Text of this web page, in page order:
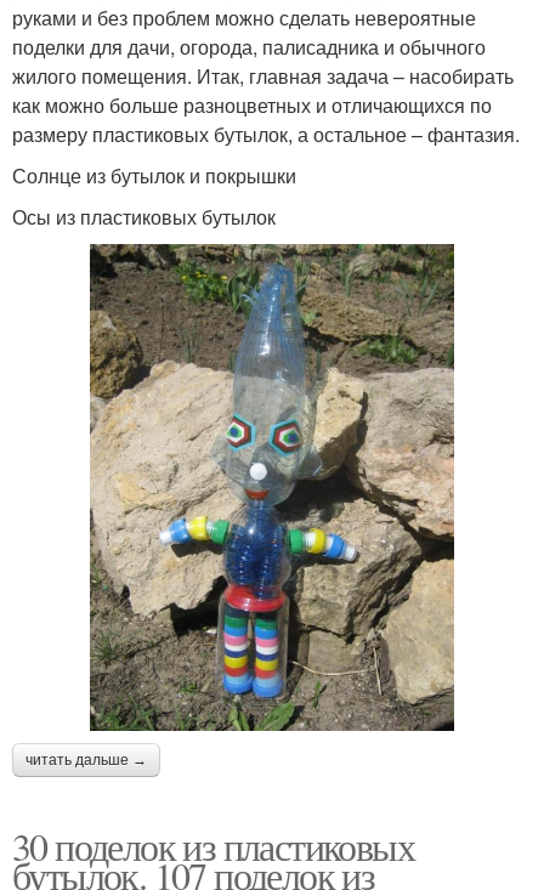
руками и без проблем можно сделать невероятные
поделки для дачи, огорода, палисадника и обычного
жилого помещения. Итак, главная задача – насобирать
как можно больше разноцветных и отличающихся по
размеру пластиковых бутылок, а остальное – фантазия.
Солнце из бутылок и покрышки
Осы из пластиковых бутылок
читать дальше →
30 поделок из пластиковых
бутылок. 107 поделок из